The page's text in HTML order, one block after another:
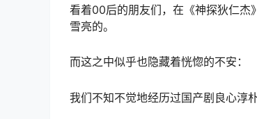
看着00后的朋友们，在《神探狄仁
雪亮的。
而这之中似乎也隐藏着恍惚的不安：
我们不知不觉地经历过国产剧良心淳